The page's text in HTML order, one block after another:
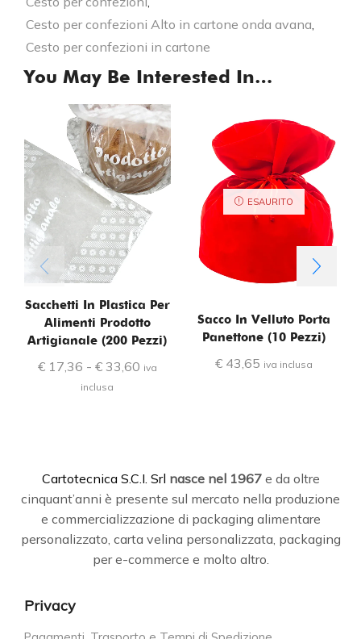
Cesto per confezioni Alto in cartone onda avana
Cesto per confezioni in cartone
You May Be Interested In…
Sacchetti In Plastica Per
Alimenti Prodotto
Artigianale (200 Pezzi)
€17,36 - €33,60 iva
inclusa
ESAURITO
Sacco In Velluto Porta
Panettone (10 Pezzi)
€43,65 iva inclusa
Cartotecnica S.C.I. Srl nasce nel 1967e da oltre
cinquant’anni è presente sul mercato nella produzione
e commercializzazione di packaging alimentare
personalizzato, carta velina personalizzata, packaging
per e-commerce e molto altro.
Privacy